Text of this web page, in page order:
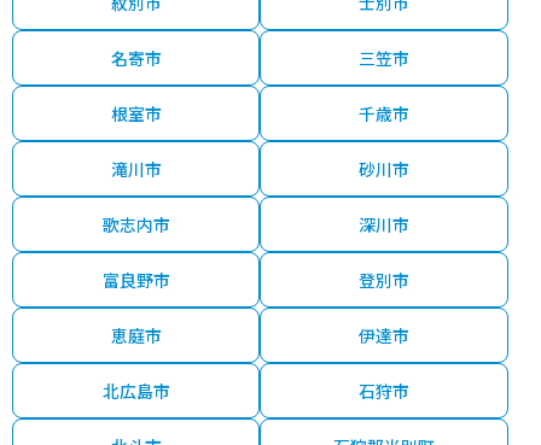
名寄市 三笠市
根室市 千歳市
滝川市 砂川市
歌志内市 深川市
富良野市 登別市
恵庭市 伊達市
北広島市 石狩市